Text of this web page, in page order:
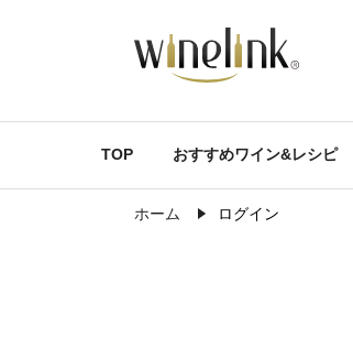
TOP おすすめワイン&レシピ
ホーム ログイン